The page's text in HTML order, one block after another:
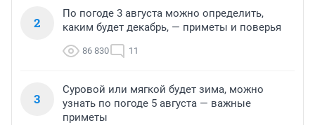
2
По погоде 3 августа можно определить,
каким будет декабрь, — приметы и поверья
86 830 11
3
Суровой или мягкой будет зима, можно
узнать по погоде 5 августа — важные
приметы